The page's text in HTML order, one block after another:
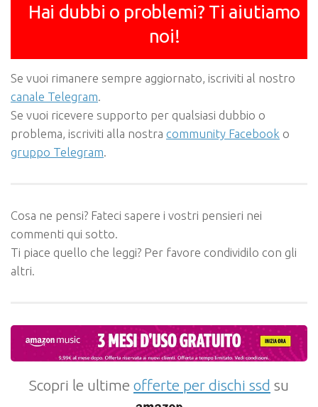
Hai dubbi o problemi? Ti aiutiamo
noi!
Se vuoi rimanere sempre aggiornato, iscriviti al nostro
canale Telegram
Se vuoi ricevere supporto per qualsiasi dubbio o
problema, iscriviti alla nostra community Facebook o
gruppo Telegram
Cosa ne pensi? Fateci sapere i vostri pensieri nei
commenti qui sotto.
Ti piace quello che leggi? Per favore condividilo con gli
altri.
Scopri le ultime offerte per dischi ssd su